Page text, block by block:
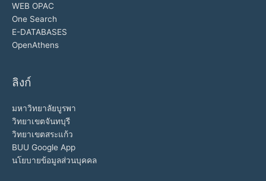
WEB OPAC
One Search
E-DATABASES
OpenAthens
ลิงก์
มหาวิทยาลัยบูรพา
วิทยาเขตจันทบุรี
วิทยาเขตสระแก้ว
BUU Google App
นโยบายข้อมูลส่วนบุคคล